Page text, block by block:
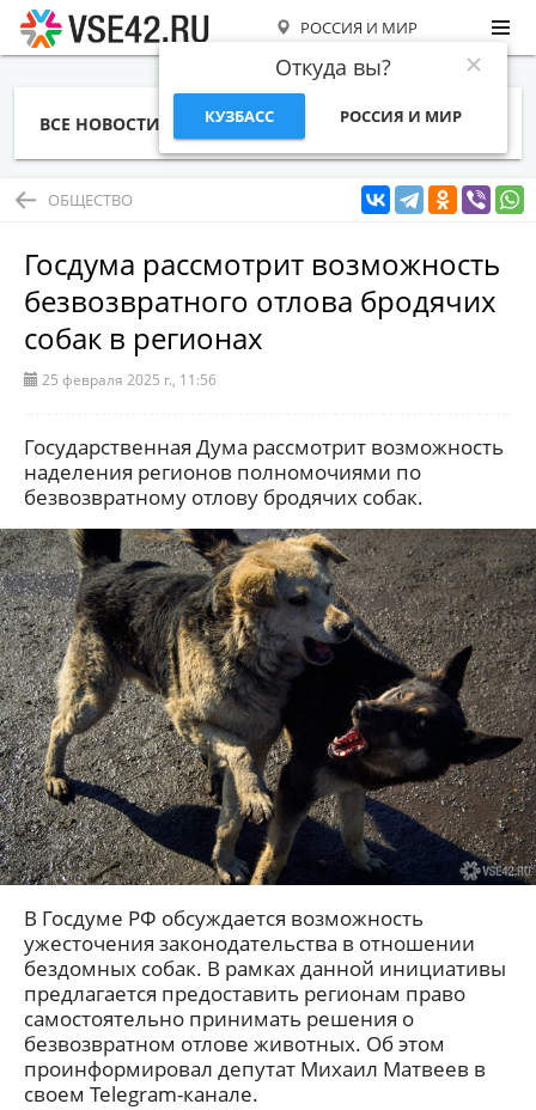
РОССИЯ И МИР
Откуда вы?
КУЗБАСС РОССИЯ И МИР
ВСЕ НОВОСТИ СТАТЬИ ТЕМЫ ФОТО
ОБЩЕСТВО
Госдума рассмотрит возможность
безвозвратного отлова бродячих
собак в регионах
25 февраля 2025 г., 11:56
Государственная Дума рассмотрит возможность
наделения регионов полномочиями по
безвозвратному отлову бродячих собак.
В Госдуме РФ обсуждается возможность
ужесточения законодательства в отношении
бездомных собак. В рамках данной инициативы
предлагается предоставить регионам право
самостоятельно принимать решения о
безвозвратном отлове животных. Об этом
проинформировал депутат Михаил Матвеев в
своем Telegram-канале.